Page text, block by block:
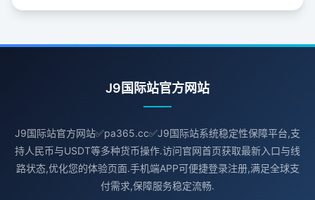
J9国际站官方网站
J9国际站官方网站✅pa365.cc✅J9国际站系统稳定性保障平台,支
持人民币与USDT等多种货币操作.访问官网首页获取最新入口与线
路状态,优化您的体验页面.手机端APP可便捷登录注册,满足全球支
付需求,保障服务稳定流畅.